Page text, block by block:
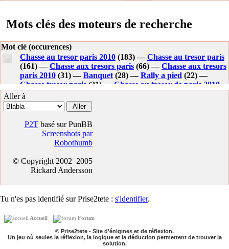
Mots clés des moteurs de recherche
Mot clé (occurences)
Chasse au tresor paris 2010(183) —Chasse au tresor paris
(161) —Chasse aux tresors paris(66) —Chasse aux tresors
paris 2010(31) —Banquet(28) —Rally a pied (22) —
Chasse tresor paris(21) — Chasse au tresor de paris 2010
(20) —
Chasse au tresor adulte paris
(14) —Chasse au tresor adulte
pour adulte(11) —Chasse tresor paris 2010
chasse au tresor 2010
Photos banquet(10) —
Comment faire un trou normand
rouen(9) —Rallye pedestre exemple
chasse au tresor adulte
banquet(7) —Chasse aux tresor paris(7) —Ecureuil
anglais (6) — Comment organiser un rallye pedestre
Texte chasse au tresor(6) —Chasse aux tresor paris 2010
Mo0i utfg
tresor a paris 2010(6) —
Banquet photos(5) —Bon pied bon oeil mayenne
Chasse au tresor 2010 paris(5) —Image banquet(5) —
Aller à
P2Tbasé sur PunBB
Screenshots par
Robothumb
© Copyright 2002–2005
Rickard Andersson
Tu n'es pas identifié sur Prise2tete : s'identifier.
Accueil Forum
© Prise2tete - Site d'énigmes et de réflexion.
Un jeu où seules la réflexion, la logique et la déduction permettent de trouver la
solution.